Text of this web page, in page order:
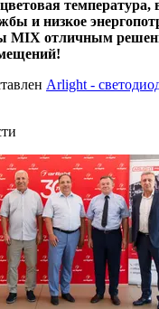
температура,
и низкое
MIX отличным
Arlight -